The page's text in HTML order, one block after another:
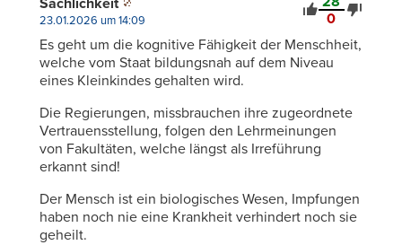
0
23.01.2026 um 14:09
Es geht um die kognitive Fähigkeit der Menschheit,
welche vom Staat bildungsnah auf dem Niveau
eines Kleinkindes gehalten wird.
Die Regierungen, missbrauchen ihre zugeordnete
Vertrauensstellung, folgen den Lehrmeinungen
von Fakultäten, welche längst als Irreführung
erkannt sind!
Der Mensch ist ein biologisches Wesen, Impfungen
haben noch nie eine Krankheit verhindert noch sie
geheilt.